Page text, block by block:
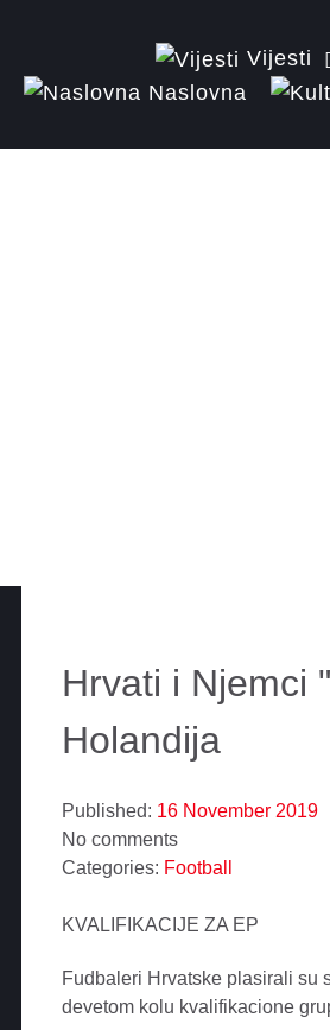
Vijesti
Naslovna
Hrvati i Njemci
Holandija
Published: 16 November 2019
No comments
Categories: Football
KVALIFIKACIJE ZA EP
Fudbaleri Hrvatske plasirali su
devetom kolu kvalifikacione